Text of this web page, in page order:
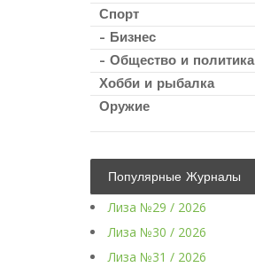
Спорт
- Бизнес
- Общество и политика
Хобби и рыбалка
Оружие
Популярные Журналы
Лиза №29 / 2026
Лиза №30 / 2026
Лиза №31 / 2026